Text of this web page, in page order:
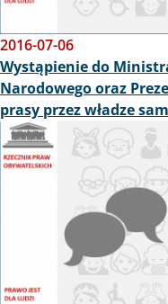
2016-07-06
Wystąpienie do
Narodowego oraz
prasy przez władze
Obraz